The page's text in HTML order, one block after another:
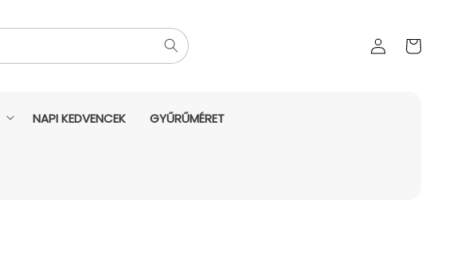
Bejelentkezés
kosara
NAPI KEDVENCEK GYŰRŰMÉRET